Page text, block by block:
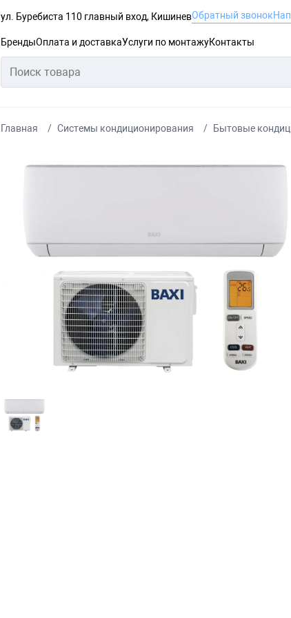
ул. Буребиста 110 главный вход, КишиневОбратный звонок
БрендыОплата и доставкаУслуги по монтажуКонтакты
Главная Системы кондиционирования Бытовые